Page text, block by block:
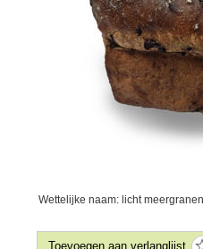
Wettelijke naam: licht